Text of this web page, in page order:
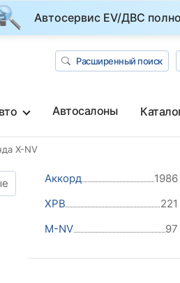
Автосервис EV/ДВС
Расширенный поиск
Автосалоны
X-NV
Аккорд 1986
ХРВ
221
M-NV
97